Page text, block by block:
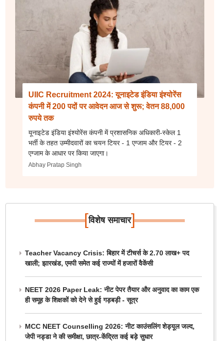
UIIC Recruitment 2024: यूनाइटेड इंडिया इंश्योरेंस
कंपनी में 200 पदों पर आवेदन आज से शुरू; वेतन 88,000
रुपये तक
यूनाइटेड इंडिया इंश्योरेंस कंपनी में प्रशासनिक अधिकारी-स्केल 1
भर्ती के तहत उम्मीदवारों का चयन टियर - 1 एग्जाम और टियर - 2
एग्जाम के आधार पर किया जाएगा।
Abhay Pratap Singh
[विशेष समाचार]
Teacher Vacancy Crisis: बिहार में टीचर्स के 2.70 लाख+ पद
खाली; झारखंड, एमपी समेत कई राज्यों में हजारों वैकेंसी
NEET 2026 Paper Leak: नीट पेपर तैयार और अनुवाद का काम एक
ही समूह के शिक्षकों को देने से हुई गड़बड़ी - सूत्र
MCC NEET Counselling 2026: नीट काउंसलिंग शेड्यूल जल्द,
जेपी नड्डा ने की समीक्षा, छात्र-केंद्रित कई बड़े सुधार